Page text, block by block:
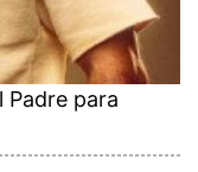
Padre para